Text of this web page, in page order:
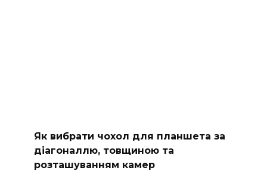
Як вибрати чохол для планшета за
діагоналлю, товщиною та
розташуванням камер